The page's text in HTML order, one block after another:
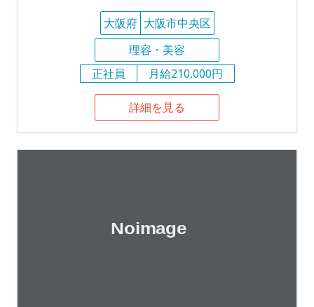
大阪府 大阪市中央区
理容・美容
正社員
月給210,000円
詳細を見る